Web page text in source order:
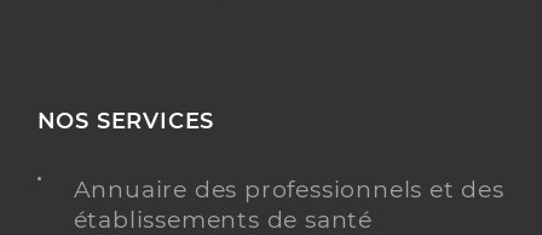
NOS SERVICES
Annuaire des professionnels et des
établissements de santé